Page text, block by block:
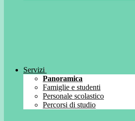
Servizi
Panoramica
Famiglie e studenti
Personale scolastico
Percorsi di studio